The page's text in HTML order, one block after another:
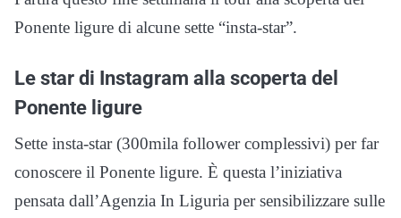
Ponente ligure di alcune sette “insta-star”.
Le star di Instagram alla scoperta del
Ponente ligure
Sette insta-star (300mila follower complessivi) per far
conoscere il Ponente ligure. È questa l’iniziativa
pensata dall’Agenzia In Liguria per sensibilizzare sulle